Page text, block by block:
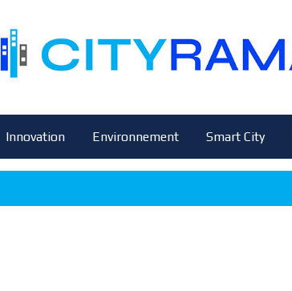
Innovation Environnement Smart City